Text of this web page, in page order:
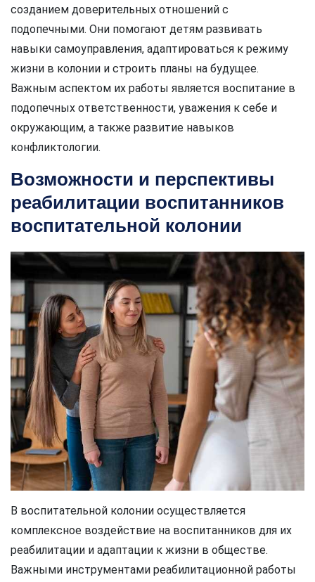
созданием доверительных отношений с
подопечными. Они помогают детям развивать
навыки самоуправления, адаптироваться к режиму
жизни в колонии и строить планы на будущее.
Важным аспектом их работы является воспитание в
подопечных ответственности, уважения к себе и
окружающим, а также развитие навыков
конфликтологии.
Возможности и перспективы
реабилитации воспитанников
воспитательной колонии
В воспитательной колонии осуществляется
комплексное воздействие на воспитанников для их
реабилитации и адаптации к жизни в обществе.
Важными инструментами реабилитационной работы